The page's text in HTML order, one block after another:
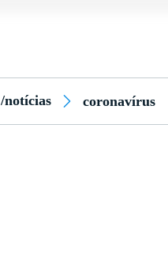
/notícias coronavírus